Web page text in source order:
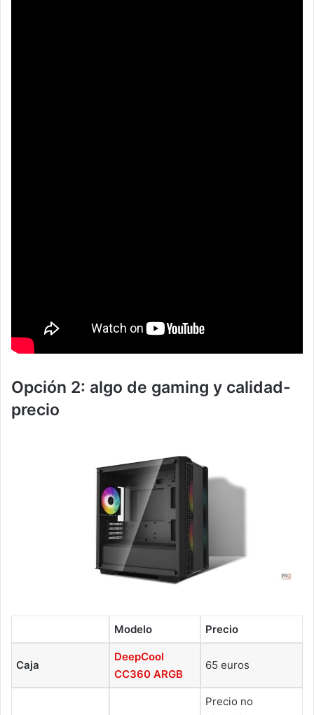
Opción 2: algo de gaming y calidad-
precio
Modelo Precio
Caja
DeepCool
CC360 ARGB
65 euros
Precio no